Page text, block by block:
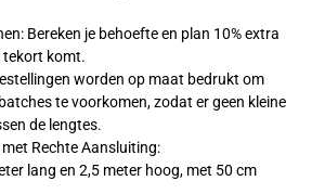
Bereken je behoefte en plan 10% extra
tekort komt.
worden op maat bedrukt om
te voorkomen, zodat er geen kleine
de lengtes.
Rechte Aansluiting:
lang en 2,5 meter hoog, met 50 cm